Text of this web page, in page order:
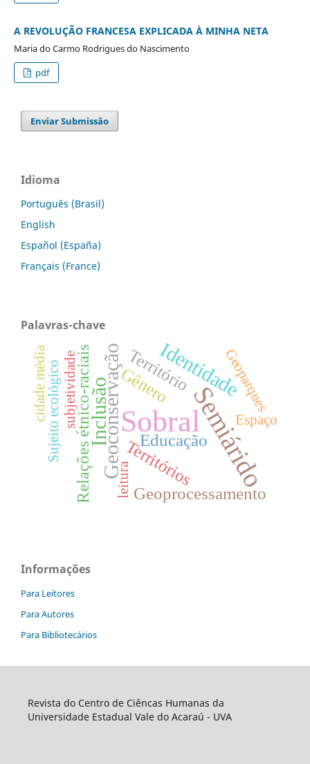
A REVOLUÇÃO FRANCESA EXPLICADA À MINHA NETA
Maria do Carmo Rodrigues do Nascimento
pdf
Enviar Submissão
Idioma
Português (Brasil)
English
Español (España)
Français (France)
Palavras-chave
SobralSemiárido
Geoconservação
Inclusão
Identidade
Geoprocessamento
Educação
Relações étnico-raciais Territórios
Gênero
Território Geoparques
leitura
subjetividade Espaço
Sujeito ecológico
cidade média
Informações
Para Leitores
Para Autores
Para Bibliotecários
Revista do Centro de Ciêncas Humanas da
Universidade Estadual Vale do Acaraú - UVA